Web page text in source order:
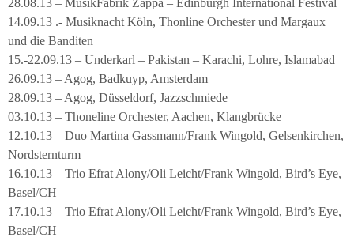
14.09.13 .- Musiknacht Köln, Thonline Orchester und Margaux
und die Banditen
15.-22.09.13 – Underkarl – Pakistan – Karachi, Lohre, Islamabad
26.09.13 – Agog, Badkuyp, Amsterdam
28.09.13 – Agog, Düsseldorf, Jazzschmiede
03.10.13 – Thoneline Orchester, Aachen, Klangbrücke
12.10.13 – Duo Martina Gassmann/Frank Wingold, Gelsenkirchen,
Nordsternturm
16.10.13 – Trio Efrat Alony/Oli Leicht/Frank Wingold, Bird’s Eye,
Basel/CH
17.10.13 – Trio Efrat Alony/Oli Leicht/Frank Wingold, Bird’s Eye,
Basel/CH